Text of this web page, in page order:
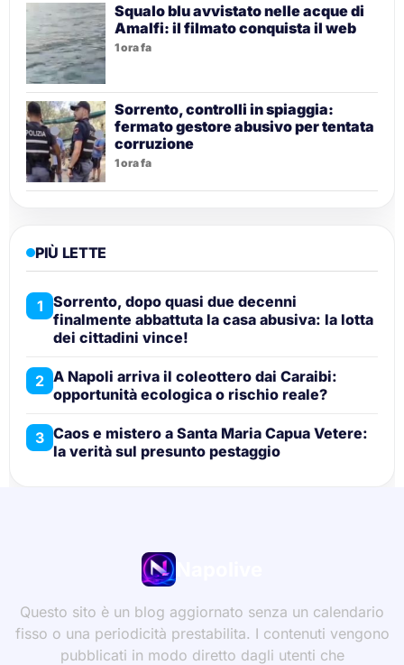
Squalo blu avvistato nelle acque di
Amalfi: il filmato conquista il web
1 ora fa
Sorrento, controlli in spiaggia:
fermato gestore abusivo per tentata
corruzione
1 ora fa
PIÙ LETTE
1 Sorrento, dopo quasi due decenni
finalmente abbattuta la casa abusiva: la lotta
dei cittadini vince!
2 A Napoli arriva il coleottero dai Caraibi:
opportunità ecologica o rischio reale?
3 Caos e mistero a Santa Maria Capua Vetere:
la verità sul presunto pestaggio
Questo sito è un blog aggiornato senza un calendario
fisso o una periodicità prestabilita. I contenuti vengono
pubblicati in modo diretto dagli utenti che